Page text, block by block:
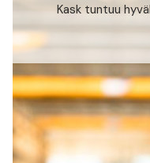
Kask tuntuu